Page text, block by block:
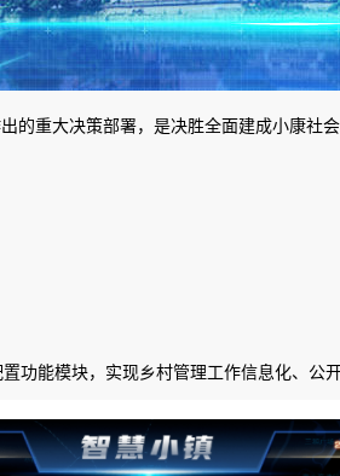
的重大决策部署，是决胜全面建成小康社
功能模块，实现乡村管理工作信息化、公开